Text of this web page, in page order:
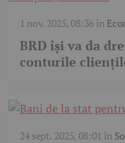
1 nov. 2025, 08:36în
BRD își va da
conturile
24 sept. 2025, 08:01 în